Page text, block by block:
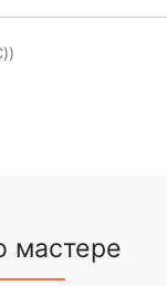
мастере